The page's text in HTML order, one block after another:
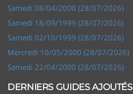
Samedi 08/04/2000 (28/07/2026)
Samedi 18/09/1999 (28/07/2026)
Samedi 02/10/1999 (28/07/2026)
Mercredi 10/05/2000 (28/07/2026)
Samedi 22/04/2000 (28/07/2026)
DERNIERS GUIDES AJOUTÉS